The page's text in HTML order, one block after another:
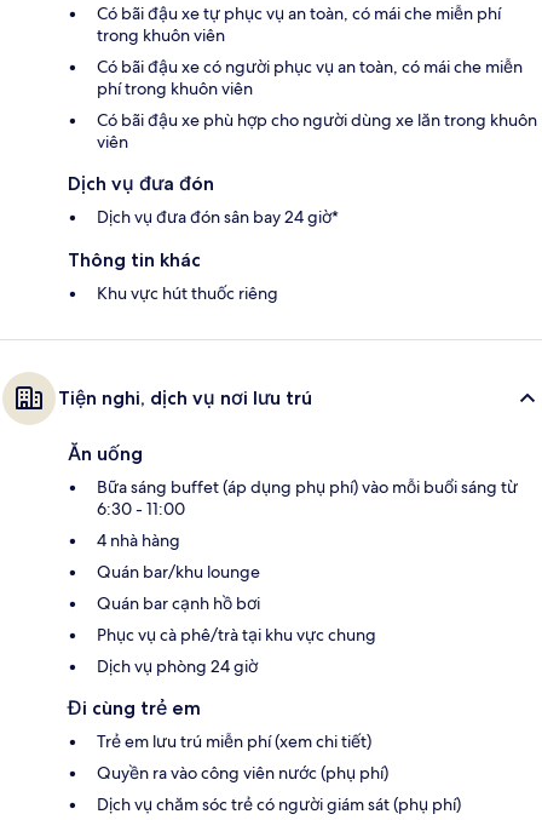
Có bãi đậu xe tự phục vụ an toàn, có mái che miễn phí
trong khuôn viên
Có bãi đậu xe có người phục vụ an toàn, có mái che miễn
phí trong khuôn viên
Có bãi đậu xe phù hợp cho người dùng xe lăn trong khuôn
viên
Dịch vụ đưa đón
Dịch vụ đưa đón sân bay 24 giờ*
Thông tin khác
Khu vực hút thuốc riêng
Tiện nghi, dịch vụ nơi lưu trú
Ăn uống
Bữa sáng buffet (áp dụng phụ phí) vào mỗi buổi sáng từ
6:30 - 11:00
4 nhà hàng
Quán bar/khu lounge
Quán bar cạnh hồ bơi
Phục vụ cà phê/trà tại khu vực chung
Dịch vụ phòng 24 giờ
Đi cùng trẻ em
Trẻ em lưu trú miễn phí (xem chi tiết)
Quyền ra vào công viên nước (phụ phí)
Dịch vụ chăm sóc trẻ có người giám sát (phụ phí)